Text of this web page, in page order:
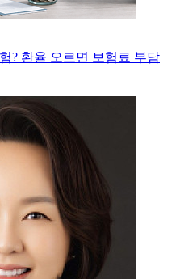
? 환율 오르면 보험료 부담